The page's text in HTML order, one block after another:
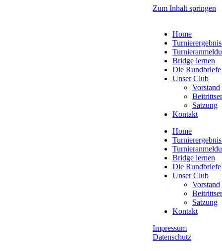
Zum Inhalt springen
Home
Bridge lernen
Die Rundbriefe
Unser Club
Vorstand
Satzung
Kontakt
Home
Bridge lernen
Die Rundbriefe
Unser Club
Vorstand
Satzung
Kontakt
Impressum
Datenschutz